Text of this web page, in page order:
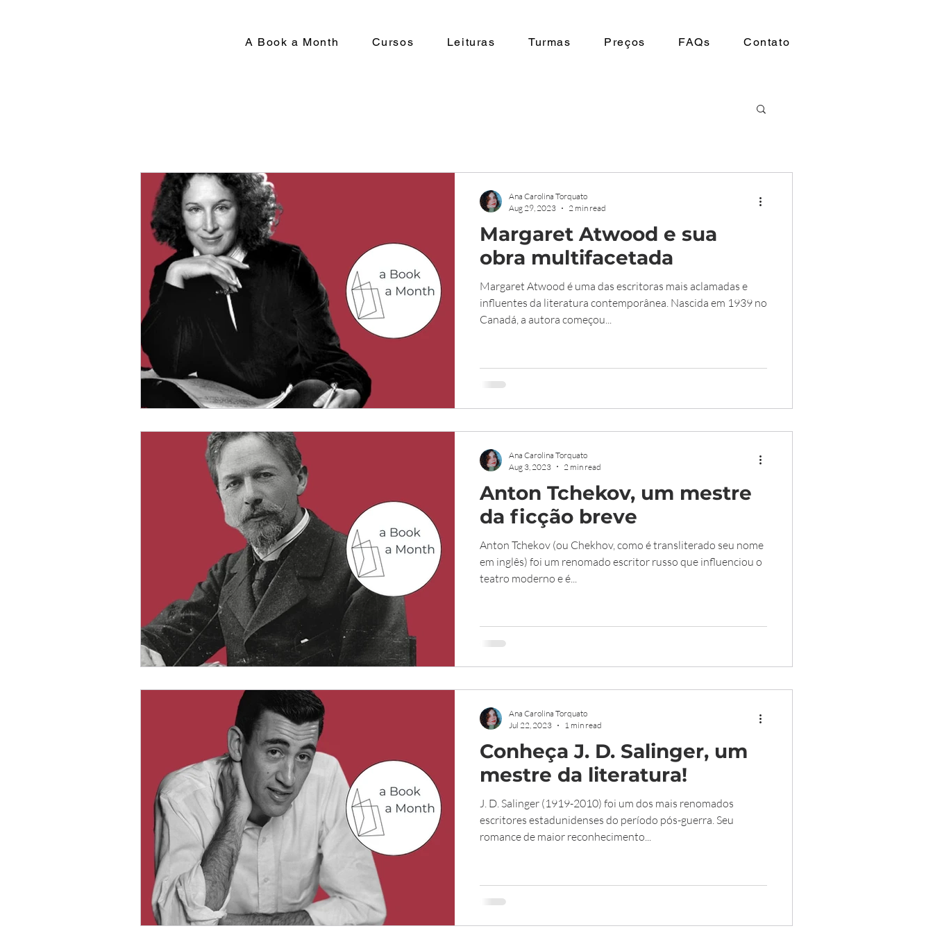
A Book a Month Cursos Leituras Turmas Preços FAQs Contato
Margaret Atwood e sua
obra multifacetada
Margaret Atwood é uma das escritoras mais aclamadas e
influentes da literatura contemporânea. Nascida em 1939 no
Canadá, a autora começou...
Ana Carolina Torquato
Aug 29, 2023
2 min read
Anton Tchekov, um mestre
da ficção breve
Anton Tchekov (ou Chekhov, como é transliterado seu nome
em inglês) foi um renomado escritor russo que influenciou o
teatro moderno e é...
Ana Carolina Torquato
Aug 3, 2023
2 min read
Conheça J. D. Salinger, um
mestre da literatura!
J. D. Salinger (1919-2010) foi um dos mais renomados
escritores estadunidenses do período pós-guerra. Seu
romance de maior reconhecimento...
Ana Carolina Torquato
Jul 22, 2023
1 min read